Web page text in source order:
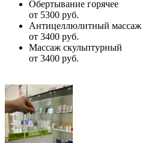
Обертывание горячее
от 5300 руб.
Антицеллюлитный массаж
от 3400 руб.
Массаж скульптурный
от 3400 руб.